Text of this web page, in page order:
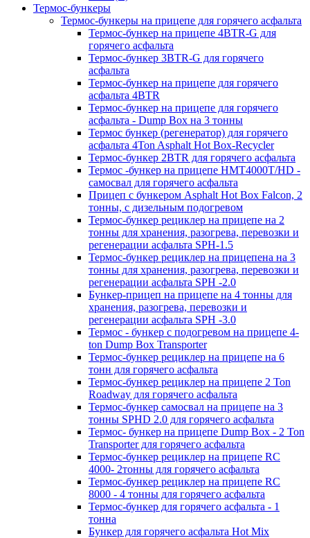
Термос-бункеры
Термос-бункеры на прицепе для горячего асфальта
Термос-бункер на прицепе 4BTR-G для
горячего асфальта
Термос-бункер 3BTR-G для горячего
асфальта
Термос-бункер на прицепе для горячего
асфальта 4BTR
Термос-бункер на прицепе для горячего
асфальта - Dump Box на 3 тонны
Термос бункер (регенератор) для горячего
асфальта 4Ton Asphalt Hot Box-Recycler
Термос-бункер 2BTR для горячего асфальта
Термос -бункер на прицепе HMT4000T/HD -
самосвал для горячего асфальта
Прицеп с бункером Asphalt Hot Box Falcon, 2
тонны, с дизельным подогревом
Термос-бункер рециклер на прицепе на 2
тонны для хранения, разогрева, перевозки и
регенерации асфальта SPH-1.5
Термос-бункер рециклер на прицепена на 3
тонны для хранения, разогрева, перевозки и
регенерации асфальта SPH -2.0
Бункер-прицеп на прицепе на 4 тонны для
хранения, разогрева, перевозки и
регенерации асфальта SPH -3.0
Термос - бункер с подогревом на прицепе 4-
ton Dump Box Transporter
Термос-бункер рециклер на прицепе на 6
тонн для горячего асфальта
Термос-бункер рециклер на прицепе 2 Ton
Roadway для горячего асфальта
Термос-бункер самосвал на прицепе на 3
тонны SPHD 2.0 для горячего асфальта
Термос- бункер на прицепе Dump Box - 2 Ton
Transporter для горячего асфальта
Термос-бункер рециклер на прицепе RC
4000- 2тонны для горячего асфальта
Термос-бункер рециклер на прицепе RC
8000 - 4 тонны для горячего асфальта
Термос-бункер для горячего асфальта - 1
тонна
Бункер для горячего асфальта Hot Mix